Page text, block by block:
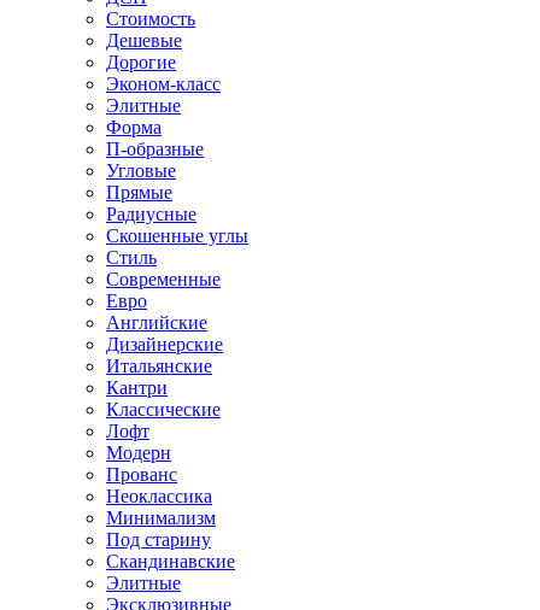
Стоимость
Дешевые
Дорогие
Эконом-класс
Элитные
Форма
П-образные
Угловые
Прямые
Радиусные
Скошенные углы
Стиль
Современные
Евро
Английские
Дизайнерские
Итальянские
Кантри
Классические
Лофт
Модерн
Прованс
Неоклассика
Минимализм
Под старину
Скандинавские
Элитные
Эксклюзивные